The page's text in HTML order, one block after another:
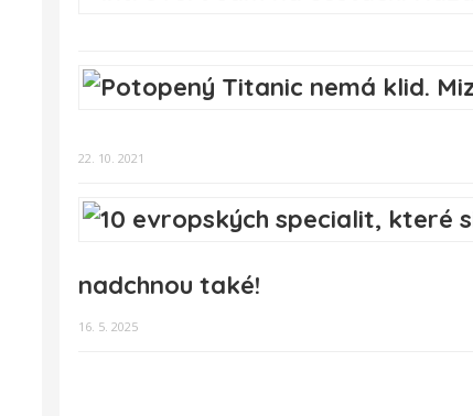
22. 10. 2021
nadchnou také!
16. 5. 2025